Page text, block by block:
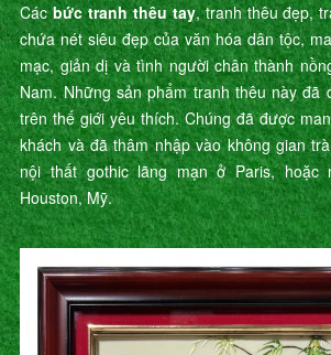
Cácbức tranh thêu tay, tranh thêu đẹp,
chứa nét siêu đẹp của văn hóa dân tộc,
mạc, giản dị và tình người chân thành
Nam. Những sản phẩm tranh thêu này đã
trên thế giới yêu thích. Chúng đã được
khách và đã thâm nhập vào không gian
nội thất gothic lãng mạn ở Paris,
Houston, Mỹ.